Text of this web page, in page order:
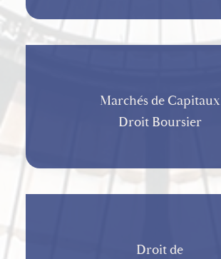
Marchés de Capitaux
Droit Boursier
Droit de